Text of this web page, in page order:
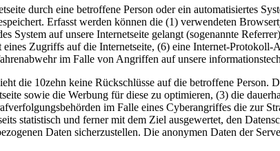
durch eine betroffene Person oder ein automatisiertes
Erfasst werden können die (1) verwendeten
System auf unsere Internetseite gelangt (sogenannte
Zugriffs auf die Internetseite, (6) eine Internet-
im Falle von Angriffen auf unsere
die 10zehn keine Rückschlüsse auf die betroffene
sowie die Werbung für diese zu optimieren, (3) die
im Falle eines Cyberangriffes die zur
statistisch und ferner mit dem Ziel ausgewertet, den
Daten sicherzustellen. Die anonymen Daten der